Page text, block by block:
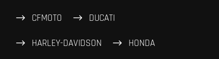
CFMOTO DUCATI
HARLEY-DAVIDSON HONDA